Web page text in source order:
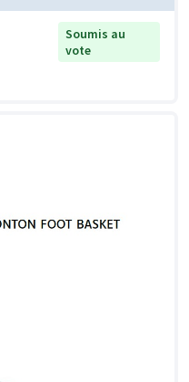
Soumis au
vote